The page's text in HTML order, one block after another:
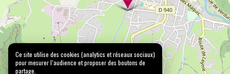
Ce site utilise des cookies (analytics et réseaux sociaux)
pour mesurer l’audience et proposer des boutons de
partage.